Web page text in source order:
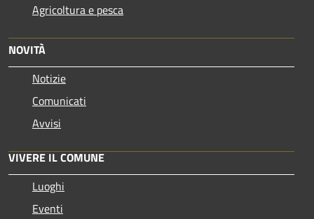
Agricoltura e pesca
NOVITÀ
Notizie
Comunicati
Avvisi
VIVERE IL COMUNE
Luoghi
Eventi